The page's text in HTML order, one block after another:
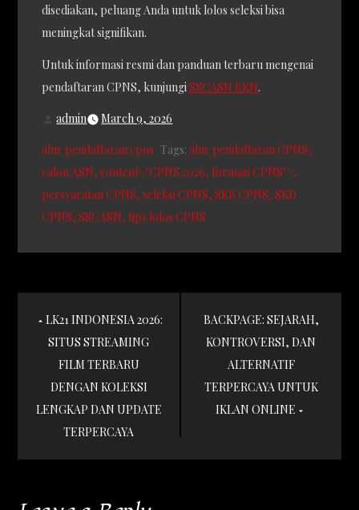
disediakan, peluang Anda untuk lolos seleksi bisa
meningkat signifikan.
Untuk informasi resmi dan panduan terbaru mengenai
pendaftaran CPNS, kunjungiSSCASN BKN.
admin March 9, 2026
alur pendaftaran cpns Tags:alur pendaftaran CPNS
calon ASN content="CPNS 2026 formasi CPNS">
persyaratan CPNS seleksi CPNS SKB CPNS SKD
CPNS SSCASN tips lolos CPNS
Post
navigation
LK21 INDONESIA 2026:
SITUS STREAMING
FILM TERBARU
DENGAN KOLEKSI
LENGKAP DAN UPDATE
TERPERCAYA
BACKPAGE: SEJARAH,
KONTROVERSI, DAN
ALTERNATIF
TERPERCAYA UNTUK
IKLAN ONLINE